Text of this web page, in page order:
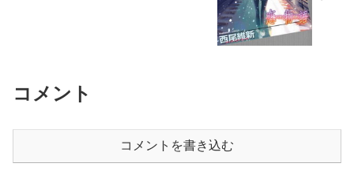
コメント
コメントを書き込む